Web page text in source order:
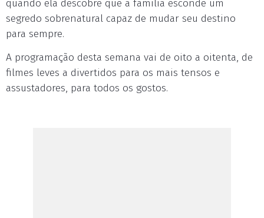
quando ela descobre que a família esconde um
segredo sobrenatural capaz de mudar seu destino
para sempre.
A programação desta semana vai de oito a oitenta, de
filmes leves a divertidos para os mais tensos e
assustadores, para todos os gostos.